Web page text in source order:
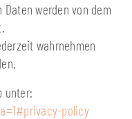
Daten werden von dem
wahrnehmen
unter:
policy